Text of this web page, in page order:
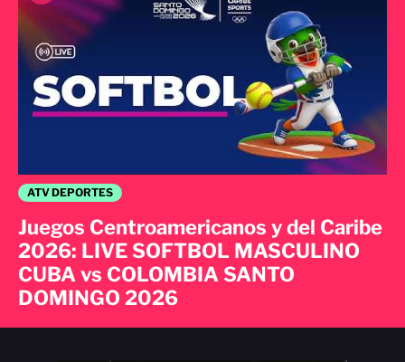
ATV DEPORTES
Juegos Centroamericanos y del Caribe
2026: LIVE SOFTBOL MASCULINO
CUBA vs COLOMBIA SANTO
DOMINGO 2026